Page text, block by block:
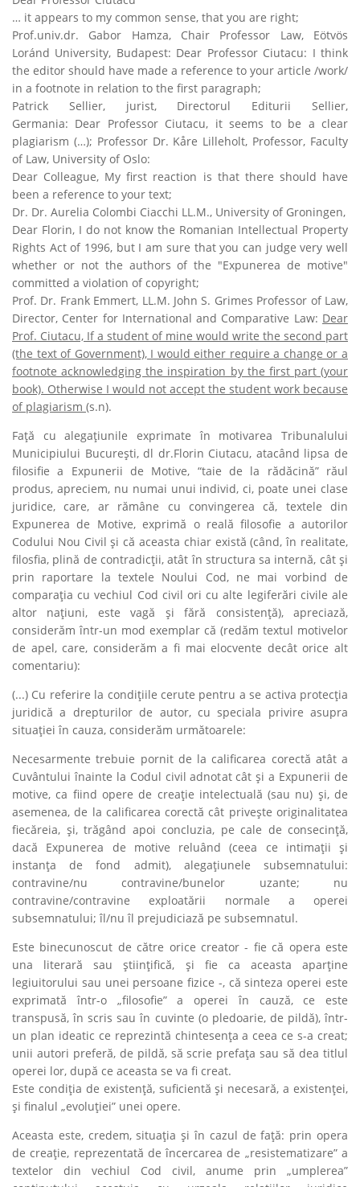
… it appears to my common sense, that you are right;
Prof.univ.dr. Gabor Hamza, Chair Professor Law, Eötvös
Loránd University, Budapest: Dear Professor Ciutacu: I think
the editor should have made a reference to your article /work/
in a footnote in relation to the first paragraph;
Patrick Sellier, jurist, Directorul Editurii Sellier,
Germania: Dear Professor Ciutacu, it seems to be a clear
plagiarism (…); Professor Dr. Kåre Lilleholt, Professor, Faculty
of Law, University of Oslo:
Dear Colleague, My first reaction is that there should have
been a reference to your text;
Dr. Dr. Aurelia Colombi Ciacchi LL.M., University of Groningen,
Dear Florin, I do not know the Romanian Intellectual Property
Rights Act of 1996, but I am sure that you can judge very well
whether or not the authors of the "Expunerea de motive"
committed a violation of copyright;
Prof. Dr. Frank Emmert, LL.M. John S. Grimes Professor of Law,
Director, Center for International and Comparative Law: Dear
Prof. Ciutacu, If a student of mine would write the second part
(the text of Government), I would either require a change or a
footnote acknowledging the inspiration by the first part (your
book). Otherwise I would not accept the student work because
of plagiarism (s.n).
Faţă cu alegaţiunile exprimate în motivarea Tribunalului
Municipiului Bucureşti, dl dr.Florin Ciutacu, atacând lipsa de
filosifie a Expunerii de Motive, “taie de la rădăcină” răul
produs, apreciem, nu numai unui individ, ci, poate unei clase
juridice, care, ar rămâne cu convingerea că, textele din
Expunerea de Motive, exprimă o reală filosofie a autorilor
Codului Nou Civil şi că aceasta chiar există (când, în realitate,
filosfia, plină de contradicţii, atât în structura sa internă, cât şi
prin raportare la textele Noului Cod, ne mai vorbind de
comparaţia cu vechiul Cod civil ori cu alte legiferări civile ale
altor naţiuni, este vagă şi fără consistenţă), apreciază,
considerăm într-un mod exemplar că (redăm textul motivelor
de apel, care, considerăm a fi mai elocvente decât orice alt
comentariu):
(...) Cu referire la condiţiile cerute pentru a se activa protecţia
juridică a drepturilor de autor, cu speciala privire asupra
situaţiei în cauza, considerăm următoarele:
Necesarmente trebuie pornit de la calificarea corectă atât a
Cuvântului înainte la Codul civil adnotat cât şi a Expunerii de
motive, ca fiind opere de creaţie intelectuală (sau nu) şi, de
asemenea, de la calificarea corectă cât priveşte originalitatea
fiecăreia, şi, trăgând apoi concluzia, pe cale de consecinţă,
dacă Expunerea de motive reluând (ceea ce intimaţii şi
instanţa de fond admit), alegaţiunele subsemnatului:
contravine/nu contravine/bunelor uzante; nu
contravine/contravine exploatării normale a operei
subsemnatului; îl/nu îl prejudiciază pe subsemnatul.
Este binecunoscut de către orice creator - fie că opera este
una literară sau ştiinţifică, şi fie ca aceasta aparţine
legiuitorului sau unei persoane fizice -, că sinteza operei este
exprimată într-o „filosofie” a operei în cauză, ce este
transpusă, în scris sau în cuvinte (o pledoarie, de pildă), într-
un plan ideatic ce reprezintă chintesenţa a ceea ce s-a creat;
unii autori preferă, de pildă, să scrie prefaţa sau să dea titlul
operei lor, după ce aceasta se va fi creat.
Este condiţia de existenţă, suficientă şi necesară, a existenţei,
şi finalul „evoluţiei” unei opere.
Aceasta este, credem, situaţia şi în cazul de faţă: prin opera
de creaţie, reprezentată de încercarea de „resistematizare” a
textelor din vechiul Cod civil, anume prin „umplerea”